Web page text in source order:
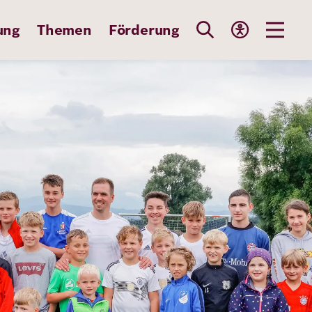
Themen Förderung